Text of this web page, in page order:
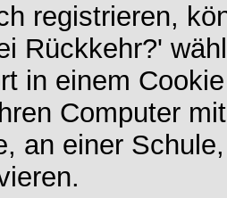
registrieren,
Rückkehr?'
in einem
Computer
an einer